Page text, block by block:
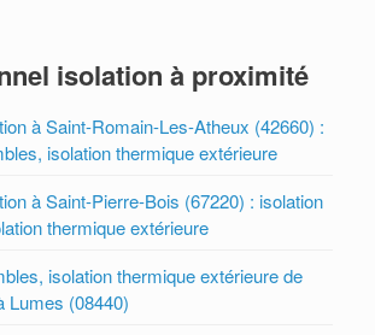
isolation à proximité
à Saint-Romain-Les-Atheux (42660) :
isolation thermique extérieure
à Saint-Pierre-Bois (67220) : isolation
thermique extérieure
isolation thermique extérieure de
Lumes (08440)